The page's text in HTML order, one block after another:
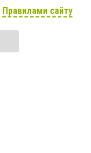
Правилами сайту